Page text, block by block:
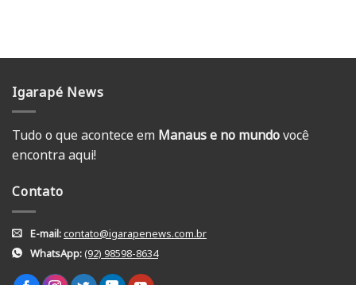
Igarapé News
Tudo o que acontece em Manaus e no mundovocê
encontra aqui!
Contato
E-mail:contato@igarapenews.com.br
WhatsApp:(92) 98598-8634